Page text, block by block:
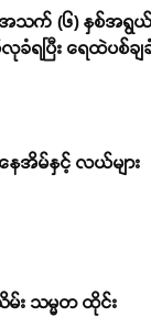
အသက် (၆) နှစ်အရွ
ရပြီး ရေထဲပစ်ချ
နေအိမ်နှင့် လယ်များ
မ်း သမ္မတ ထိုင်း